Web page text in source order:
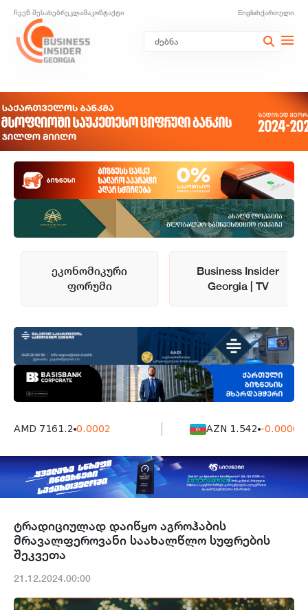
ჩვენ შესახებრეკლამაკონტაქტი Englishქართული
ეკონომიკური
ფორუმი
Business Insider
Georgia | TV
AMD 7161.2 0.0002 AZN 1.542 -0.0006
ტრადიციულად დაიწყო აგროჰაბის
მრავალფეროვანი საახალწლო სუფრების
შეკვეთა
21.12.2024.00:00